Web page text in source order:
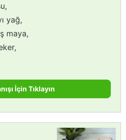
yağ,
maya,
İçin Tıklayın